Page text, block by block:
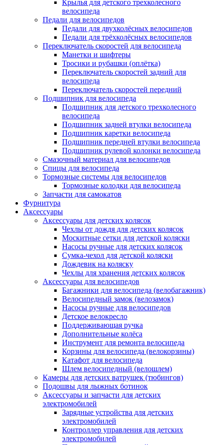
Крылья для детского трехколесного
велосипеда
Педали для велосипедов
Педали для двухколёсных велосипедов
Педали для трёхколёсных велосипедов
Переключатель скоростей для велосипеда
Манетки и шифтеры
Тросики и рубашки (оплётка)
Переключатель скоростей задний для
велосипеда
Переключатель скоростей передний
Подшипник для велосипеда
Подшипник для детского трехколесного
велосипеда
Подшипник задней втулки велосипеда
Подшипник каретки велосипеда
Подшипник передней втулки велосипеда
Подшипник рулевой колонки велосипеда
Смазочный материал для велосипедов
Спицы для велосипеда
Тормозные системы для велосипедов
Тормозные колодки для велосипеда
Запчасти для самокатов
Фурнитура
Аксессуары
Аксессуары для детских колясок
Чехлы от дождя для детских колясок
Москитные сетки для детской коляски
Насосы ручные для детских колясок
Сумка-чехол для детской коляски
Дождевик на коляску
Чехлы для хранения детских колясок
Аксессуары для велосипедов
Багажники для велосипеда (велобагажник)
Велосипедный замок (велозамок)
Насосы ручные для велосипедов
Детское велокресло
Поддерживающая ручка
Дополнительные колёса
Инструмент для ремонта велосипеда
Корзины для велосипеда (велокорзины)
Катафот для велосипеда
Шлем велосипедный (велошлем)
Камеры для детских ватрушек (тюбингов)
Подошвы для лыжных ботинок
Аксессуары и запчасти для детских
электромобилей
Зарядные устройства для детских
электромобилей
Контроллер управления для детских
электромобилей